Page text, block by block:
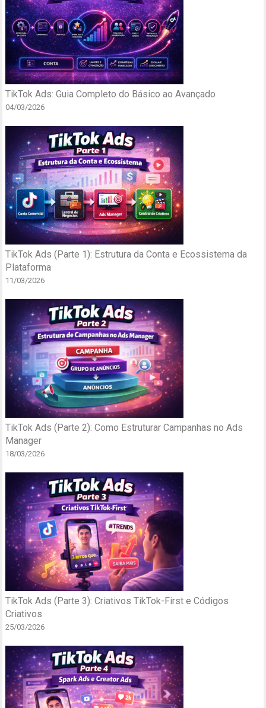
TikTok Ads: Guia Completo do Básico ao Avançado
04/03/2026
TikTok Ads (Parte 1): Estrutura da Conta e Ecossistema da
Plataforma
11/03/2026
TikTok Ads (Parte 2): Como Estruturar Campanhas no Ads
Manager
18/03/2026
TikTok Ads (Parte 3): Criativos TikTok-First e Códigos
Criativos
25/03/2026